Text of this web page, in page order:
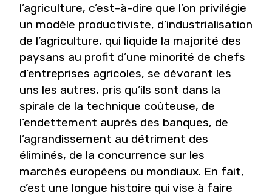
l’agriculture, c’est-à-dire que l’on privilégie
un modèle productiviste, d’industrialisation
de l’agriculture, qui liquide la majorité des
paysans au profit d’une minorité de chefs
d’entreprises agricoles, se dévorant les
uns les autres, pris qu’ils sont dans la
spirale de la technique coûteuse, de
l’endettement auprès des banques, de
l’agrandissement au détriment des
éliminés, de la concurrence sur les
marchés européens ou mondiaux. En fait,
c’est une longue histoire qui vise à faire